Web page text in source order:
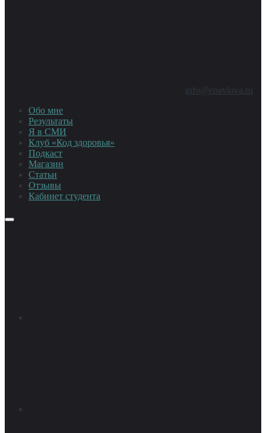
info@epavlova.ru
Обо мне
Результаты
Я в СМИ
Клуб «Код здоровья»
Подкаст
Магазин
Статьи
Отзывы
Кабинет студента